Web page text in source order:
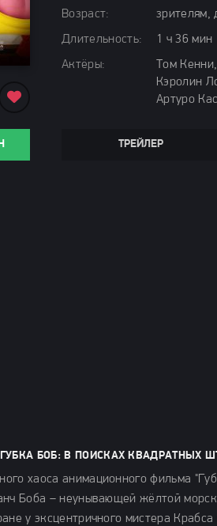
Возраст:
зрителям,
Длительность:
1 ч 36 мин
Актёры:
Том
Кэролин
Артуро
ТРЕЙЛЕР
БОБ: В ПОИСКАХ КВАДРАТНЫХ
хаоса анимационного фильма
Боба – неунывающей жёлтой
у эксцентричного мистера